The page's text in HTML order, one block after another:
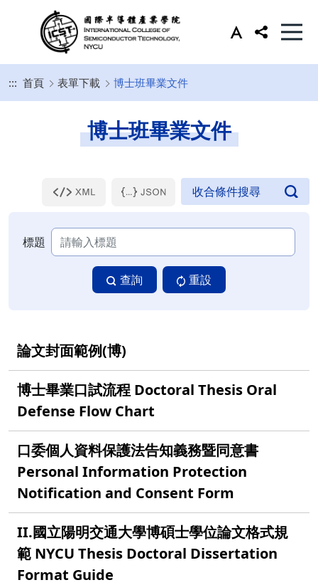
::: 首頁 表單下載 博士班畢業文件
博士班畢業文件
標題
查詢 重設
論文封面範例(博)
博士畢業口試流程 Doctoral Thesis Oral
Defense Flow Chart
口委個人資料保護法告知義務暨同意書
Personal Information Protection
Notification and Consent Form
II.國立陽明交通大學博碩士學位論文格式規
範 NYCU Thesis Doctoral Dissertation
Format Guide